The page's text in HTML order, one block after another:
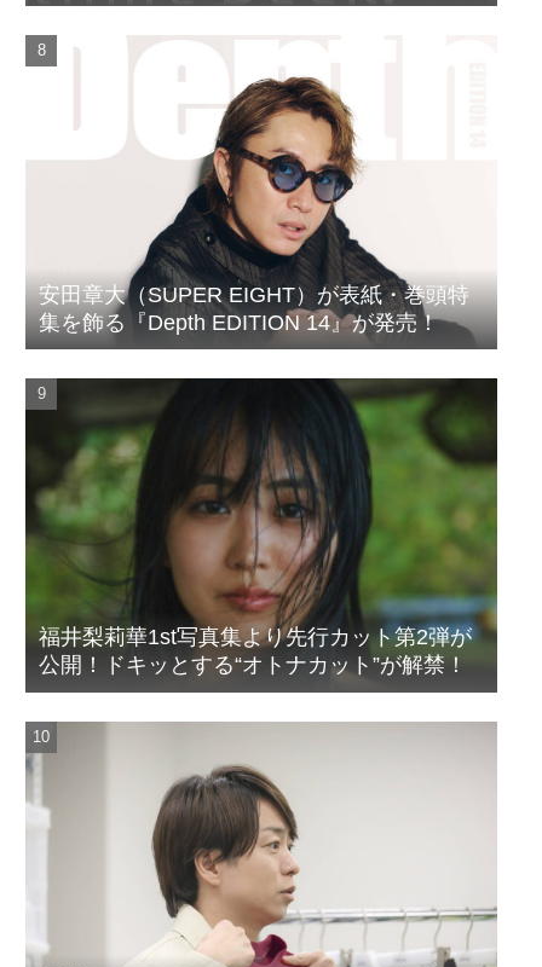
ルがついに完成
安田章大（SUPER EIGHT）が表紙・巻頭特
集を飾る『Depth EDITION 14』が発売！
福井梨莉華1st写真集より先行カット第2弾が
公開！ドキッとする“オトナカット”が解禁！